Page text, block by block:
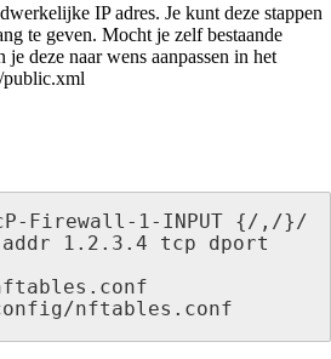
IP adres. Je kunt deze stappen
te geven. Mocht je zelf bestaande
deze naar wens aanpassen in het
public.xml
Firewall-1-INPUT {/,/}/
1.2.3.4 tcp dport
nftables.conf